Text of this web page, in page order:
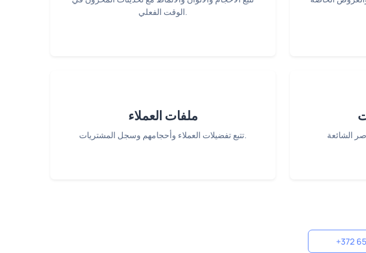
الوقت الفعلي.
ملفات العملاء
تتبع تفضيلات العملاء وأحجامهم وسجل المشتريات. الشائعة
+372